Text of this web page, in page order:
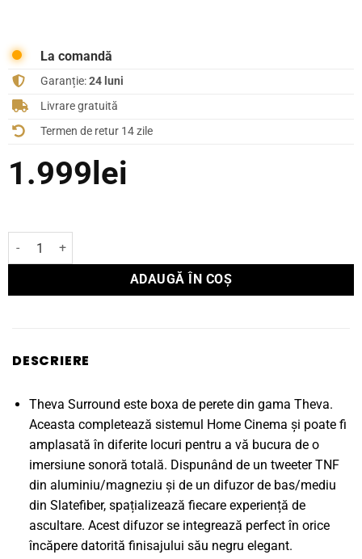
La comandă
Garanție:24 luni
Livrare gratuită
Termen de retur 14 zile
1.999 lei
Cantitate Boxă Focal Surround THEVA SURROUND
ADAUGĂ ÎN COȘ
DESCRIERE
Theva Surround este boxa de perete din gama Theva.
Aceasta completează sistemul Home Cinema și poate fi
amplasată în diferite locuri pentru a vă bucura de o
imersiune sonoră totală. Dispunând de un tweeter TNF
din aluminiu/magneziu și de un difuzor de bas/mediu
din Slatefiber, spațializează fiecare experiență de
ascultare. Acest difuzor se integrează perfect în orice
încăpere datorită finisajului său negru elegant.